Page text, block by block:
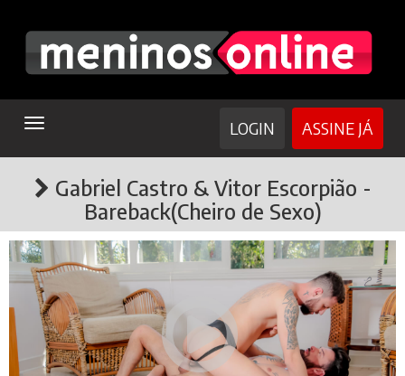
TOGGLE
ASSINE JÁ
LOGIN
Gabriel Castro & Vitor Escorpião -
Bareback(Cheiro de Sexo)